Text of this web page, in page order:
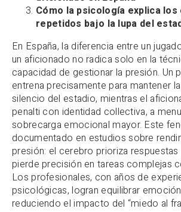
Cómo la psicología explica
repetidos bajo la lupa del
En España, la diferencia entre un
un aficionado no radica solo en la
capacidad de gestionar la presión. Un
entrena precisamente para mantener
silencio del estadio, mientras el
penalti con identidad collectiva, a
sobrecarga emocional mayor. Este
documentado en estudios sobre
presión: el cerebro prioriza respuestas
pierde precisión en tareas complejas
Los profesionales, con años de
psicológicas, logran equilibrar
reduciendo el impacto del “miedo al